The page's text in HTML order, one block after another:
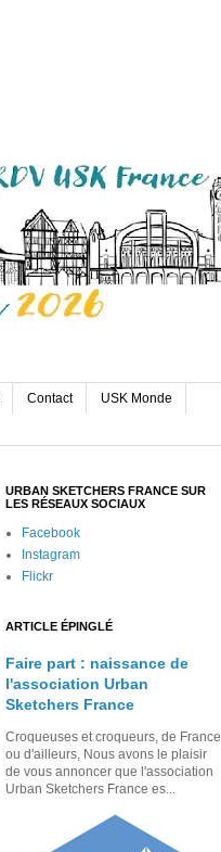
Contact USK Monde
URBAN SKETCHERS FRANCE SUR
LES RÉSEAUX SOCIAUX
Facebook
Instagram
Flickr
ARTICLE ÉPINGLÉ
Faire part : naissance de
l'association Urban
Sketchers France
Croqueuses et croqueurs, de France
ou d'ailleurs, Nous avons le plaisir
de vous annoncer que l'association
Urban Sketchers France es...